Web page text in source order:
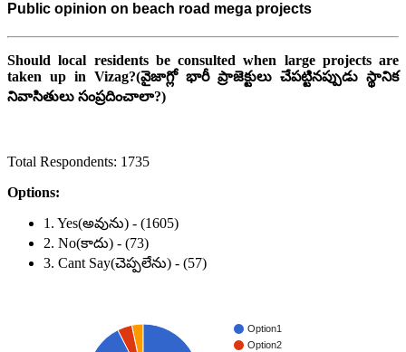
Public opinion on beach road mega projects
Should local residents be consulted when large projects are
taken up in Vizag?(వైజాగ్లో భారీ ప్రాజెక్టులు చేపట్టినప్పుడు స్థానిక
నివాసితులు సంప్రదించాలా?)
Total Respondents: 1735
Options:
1. Yes(అవును) - (1605)
2. No(కాదు) - (73)
3. Cant Say(చెప్పలేను) - (57)
Option1
Option2